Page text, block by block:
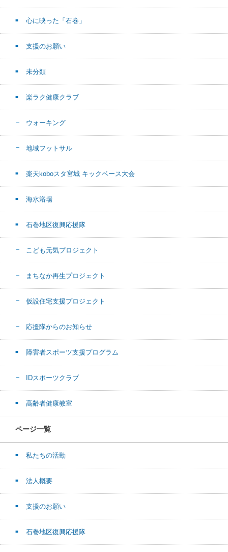
心に映った「石巻」
支援のお願い
未分類
楽ラク健康クラブ
ウォーキング
地域フットサル
楽天koboスタ宮城 キックベース大会
海水浴場
石巻地区復興応援隊
こども元気プロジェクト
まちなか再生プロジェクト
仮設住宅支援プロジェクト
応援隊からのお知らせ
障害者スポーツ支援プログラム
IDスポーツクラブ
高齢者健康教室
ページ一覧
私たちの活動
法人概要
支援のお願い
石巻地区復興応援隊